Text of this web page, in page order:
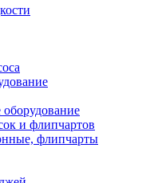
и флипчартов
флипчарты